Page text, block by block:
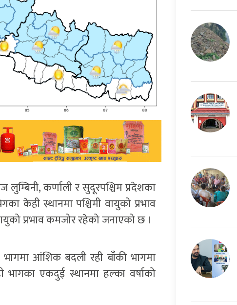
कर्णाली र सुदूरपश्चिम प्रदेशका
केही स्थानमा पश्चिमी वायुको प्रभाव
प्रभाव कमजोर रहेको जनाएको छ ।
आंशिक बदली रही बाँकी भागमा
एकदुई स्थानमा हल्का वर्षाको